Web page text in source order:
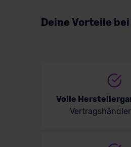
Volvo
Deine Vorteile
Volle